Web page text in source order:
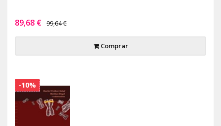
89,68 € 99,64 €
Comprar
-10%